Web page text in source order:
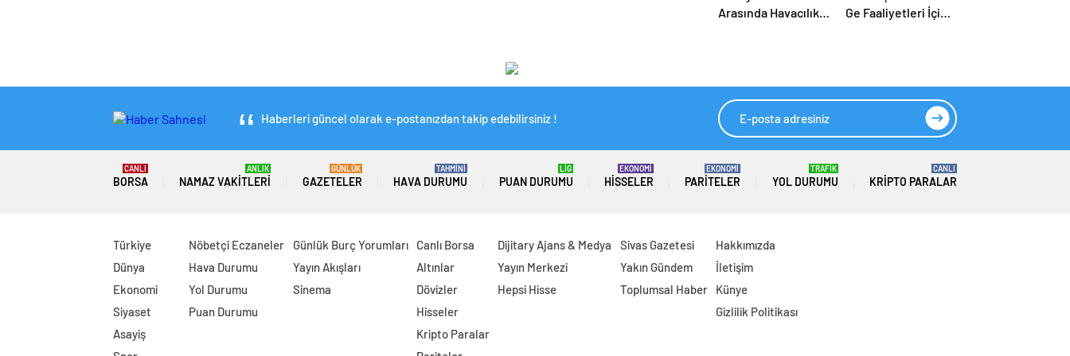
Arasında Havacılık
Ge Faaliyetleri İçin
Haberleri güncel olarak e-postanızdan takip edebilirsiniz !
BORSA
CANLI
NAMAZ VAKITLERI
ANLIK
GAZETELER
GÜNLÜK
HAVA DURUMU
TAHMİNİ
PUAN DURUMU
LİG
HISSELER
EKONOMİ
PARITELER
EKONOMİ
YOL DURUMU
TRAFİK
KRIPTO PARALAR
CANLI
Türkiye
Dünya
Ekonomi
Siyaset
Asayiş
Nöbetçi Eczaneler
Hava Durumu
Yol Durumu
Puan Durumu
Günlük Burç Yorumları
Yayın Akışları
Sinema
Canlı Borsa
Altınlar
Dövizler
Hisseler
Kripto Paralar
Dijitary Ajans & Medya
Yayın Merkezi
Hepsi Hisse
Sivas Gazetesi
Yakın Gündem
Toplumsal Haber
Hakkımızda
İletişim
Künye
Gizlilik Politikası